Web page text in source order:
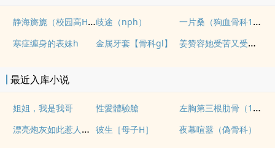
静海旖旎（校园高H）歧途（nph） 一片桑（狗血骨科1v1）
寒症缠身的表妹h 金属牙套【骨科gl】 姜赞容她受苦又受难（NPH）
最近入库小说
姐姐，我是我哥 性愛體驗艙
左胸第三根肋骨（1v1伪骨性虐强制）
漂亮炮灰如此惹人怜爱 彼生［母子H］ 夜幕喧嚣（偽骨科）